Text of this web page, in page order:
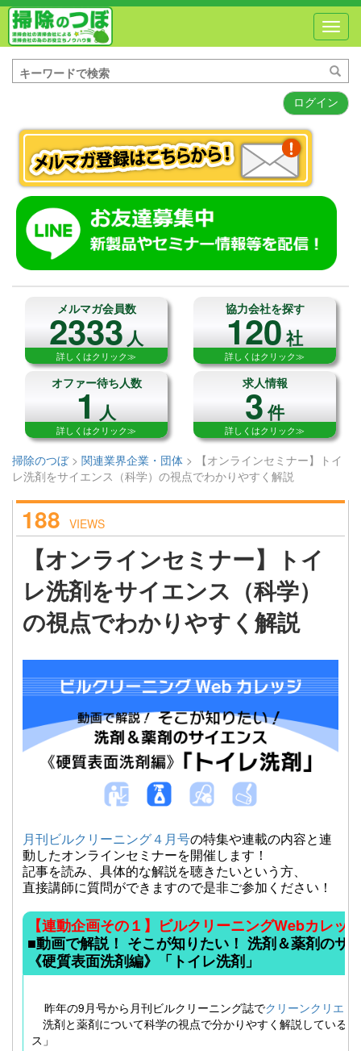
ログイン
メルマガ会員数
2333人
詳しくはクリック≫
協力会社を探す
120社
詳しくはクリック≫
オファー待ち人数
1人
詳しくはクリック≫
求人情報
3件
詳しくはクリック≫
掃除のつぼ> 関連業界企業・団体 >
【オンラインセミナー】トイ
レ洗剤をサイエンス（科学）の視点でわかりやすく解説
188 VIEWS
【オンラインセミナー】トイ
レ洗剤をサイエンス（科学）
の視点でわかりやすく解説
月刊ビルクリーニング４月号の特集や連載の内容と連
動したオンラインセミナーを開催します！
記事を読み、具体的な解説を聴きたいという方、
直接講師に質問ができますので是非ご参加ください！
【連動企画その１】ビルクリーニングWebカレッ
■動画で解説！ そこが知りたい！ 洗剤＆薬剤のサ
《硬質表面洗剤編》「トイレ洗剤」
昨年の9月号から月刊ビルクリーニング誌でクリーンクリエイ
洗剤と薬剤について科学の視点で分かりやすく解説している
ス」